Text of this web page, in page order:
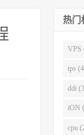
热门
VPS
tps
ddi
iON
cpu